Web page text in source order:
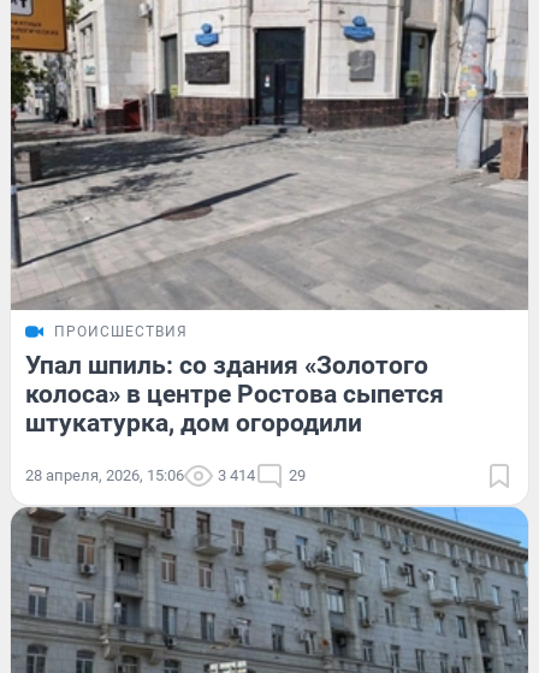
ПРОИСШЕСТВИЯ
Упал шпиль: со здания «Золотого
колоса» в центре Ростова сыпется
штукатурка, дом огородили
28 апреля, 2026, 15:06 3 414 29